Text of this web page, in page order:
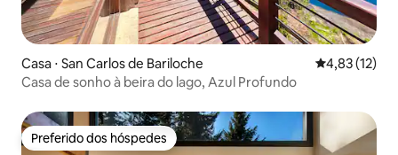
Casa ⋅ San Carlos de Bariloche 4,83 de uma
4,83 (12)
Casa de sonho à beira do lago, Azul Profundo
Preferido dos hóspedes
Preferido dos hóspedes